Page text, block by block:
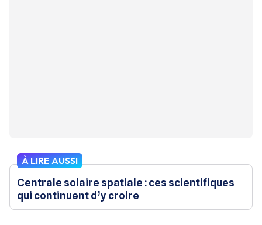
À LIRE AUSSI
Centrale solaire spatiale : ces scientifiques
qui continuent d’y croire